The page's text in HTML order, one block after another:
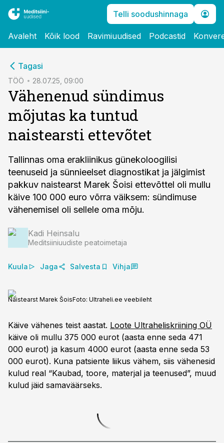
Telli soodushinnaga
Avaleht Kõik lood Ravimiuudised Podcastid
Tagasi
TÖÖ 28.07.25, 09:00
Vähenenud sündimus
mõjutas ka tuntud
naistearsti ettevõtet
Tallinnas oma erakliinikus günekoloogilisi
teenuseid ja sünnieelset diagnostikat ja jälgimist
pakkuv naistearst Marek Šoisi ettevõttel oli mullu
käive 100 000 euro võrra väiksem: sündimuse
vähenemisel oli sellele oma mõju.
Kadi Heinsalu
Meditsiiniuudiste peatoimetaja
Kuula Jaga Salvesta Vihja
Naistearst Marek ŠoisFoto: Ultraheli.ee veebileht
Käive vähenes teist aastat. Loote Ultraheliskriining OÜ
käive oli mullu 375 000 eurot (aasta enne seda 471
000 eurot) ja kasum 4000 eurot (aasta enne seda 53
000 eurot). Kuna patsiente liikus vähem, siis vähenesid
kulud real “Kaubad, toore, materjal ja teenused”, muud
kulud jäid samaväärseks.